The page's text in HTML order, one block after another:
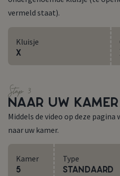
vermeld staat).
Kluisje
X
Stap 3
NAAR UW KAMER
Middels de video op deze pagina
naar uw kamer.
Kamer
5
Type
Standaard